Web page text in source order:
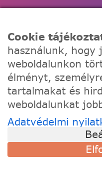
A Festede számozott
igazi művész! Fesd meg a
tapasztalat nélkül, töltődj
TÁMOGATÁS
Cookie
használunk, hogy
weboldalunkon
élményt,
tartalmakat és
weboldalunkat
Adatvédelmi